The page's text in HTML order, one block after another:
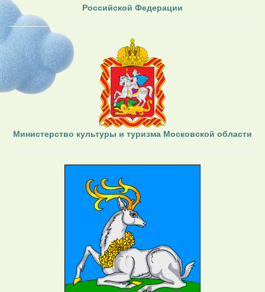
Российской Федерации
Министерство культуры и туризма Московской области